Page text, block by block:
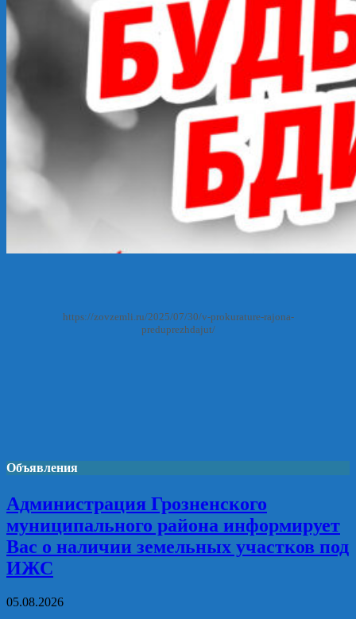
https://zovzemli.ru/2025/07/30/v-prokurature-rajona-
preduprezhdajut/
Объявления
Администрация Грозненского
муниципального района информирует
Вас о наличии земельных участков под
ИЖС
05.08.2026